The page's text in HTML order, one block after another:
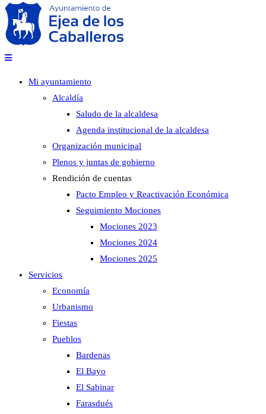
Mi ayuntamiento
Alcaldía
Saludo de la alcaldesa
Agenda institucional de la alcaldesa
Organización municipal
Plenos y juntas de gobierno
Rendición de cuentas
Pacto Empleo y Reactivación Económica
Seguimiento Mociones
Mociones 2023
Mociones 2024
Mociones 2025
Servicios
Economía
Urbanismo
Fiestas
Pueblos
Bardenas
El Bayo
El Sabinar
Farasdués